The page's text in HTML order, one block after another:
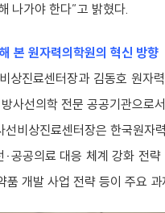
나가야 한다”고 밝혔다.
본 원자력의학원의 혁신 방향
상진료센터장과 김동호 원자
사선의학 전문 공공기관으로
선비상진료센터장은 한국원자
공공의료 대응 체계 강화 전
개발 사업 전략 등이 주요 과